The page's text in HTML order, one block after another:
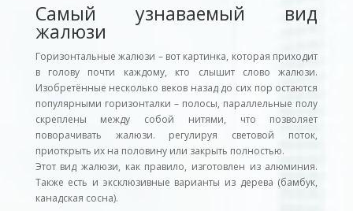
Самый узнаваемый вид
жалюзи
Горизонтальные жалюзи – вот картинка, которая приходит
в голову почти каждому, кто слышит слово жалюзи.
Изобретённые несколько веков назад до сих пор остаются
популярными горизонталки – полосы, параллельные полу
скреплены между собой нитями, что позволяет
поворачивать жалюзи. регулируя световой поток,
приоткрыть их на половину или закрыть полностью.
Этот вид жалюзи, как правило, изготовлен из алюминия.
Также есть и эксклюзивные варианты из дерева (бамбук,
канадская сосна).